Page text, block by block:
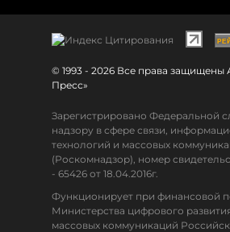
© 1993 - 2026 Все права
Пресс»
Зарегистрировано Федеральной
надзору в сфере связи,
технологий и массовых
(Роскомнадзор), номер
- 65426 от 18.04.2016г.
Функционирует при финансовой
Министерства цифрового
массовых коммуникаций